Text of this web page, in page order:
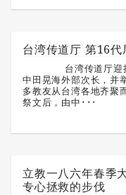
台湾传道厅 第16
台湾传道厅迎接从
中田晃海外部次长，并
多教友从台湾各地齐
祭文后，由中･･･
立教一八六年春季
专心拯救的步伐